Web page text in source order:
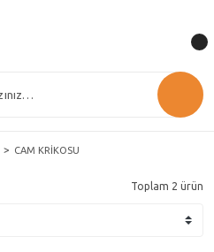
CAM KRİKOSU
Toplam 2 ürün